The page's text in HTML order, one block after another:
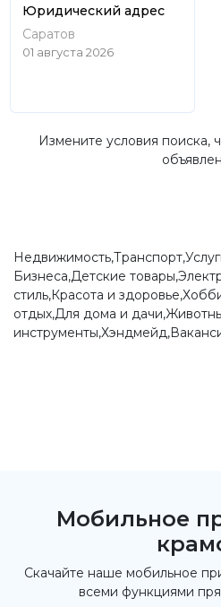
Юридический адрес
Саратов
01 августа 2026
Измените условия поиска,
Бизнеса,Детские
стиль,Красота и
отдых,Для дома и
Мобильное
Скачайте наше мобильное
всеми функциями